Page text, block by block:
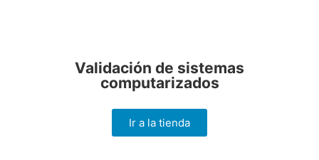
Validación de sistemas
computarizados
Ir a la tienda